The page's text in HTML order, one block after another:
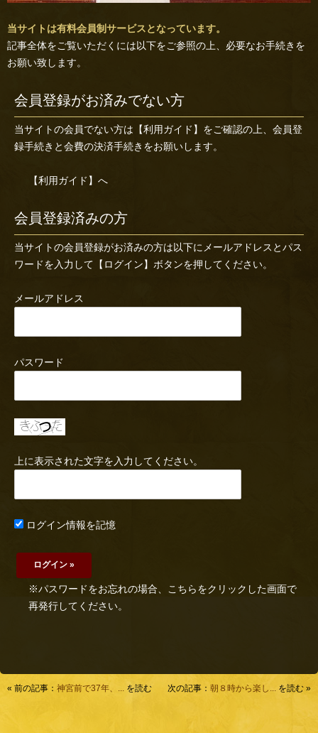
当サイトは有料会員制サービスとなっています。
記事全体をご覧いただくには以下をご参照の上、必要なお手続きを
お願い致します。
会員登録がお済みでない方
当サイトの会員でない方は 【利用ガイド】 をご確認の上、会員登
録手続きと会費の決済手続きをお願いします。
【利用ガイド】へ
会員登録済みの方
当サイトの会員登録がお済みの方は以下にメールアドレスとパス
ワードを入力して【ログイン】ボタンを押してください。
メールアドレス
パスワード
上に表示された文字を入力してください。
ログイン情報を記憶
※パスワードをお忘れの場合、こちらをクリックした画面で
再発行してください。
« 前の記事： 神宮前で37年、... を読む 次の記事： 朝８時から楽し... を読む »